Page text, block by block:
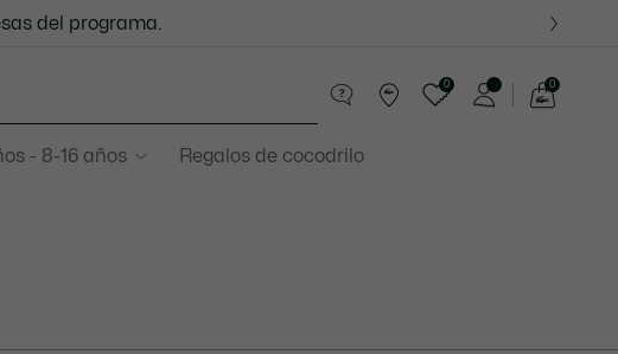
€ del programa.
- 8-16 años Regalos de cocodrilo
0 0